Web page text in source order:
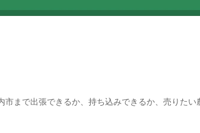
まで出張できるか、持ち込みできるか、売りたい